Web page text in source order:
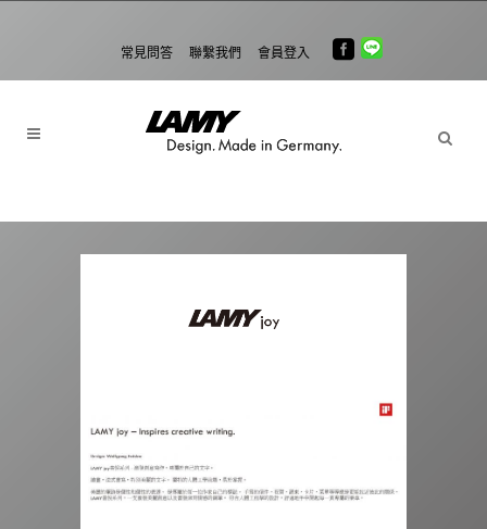
常見問答 聯繫我們 會員登入